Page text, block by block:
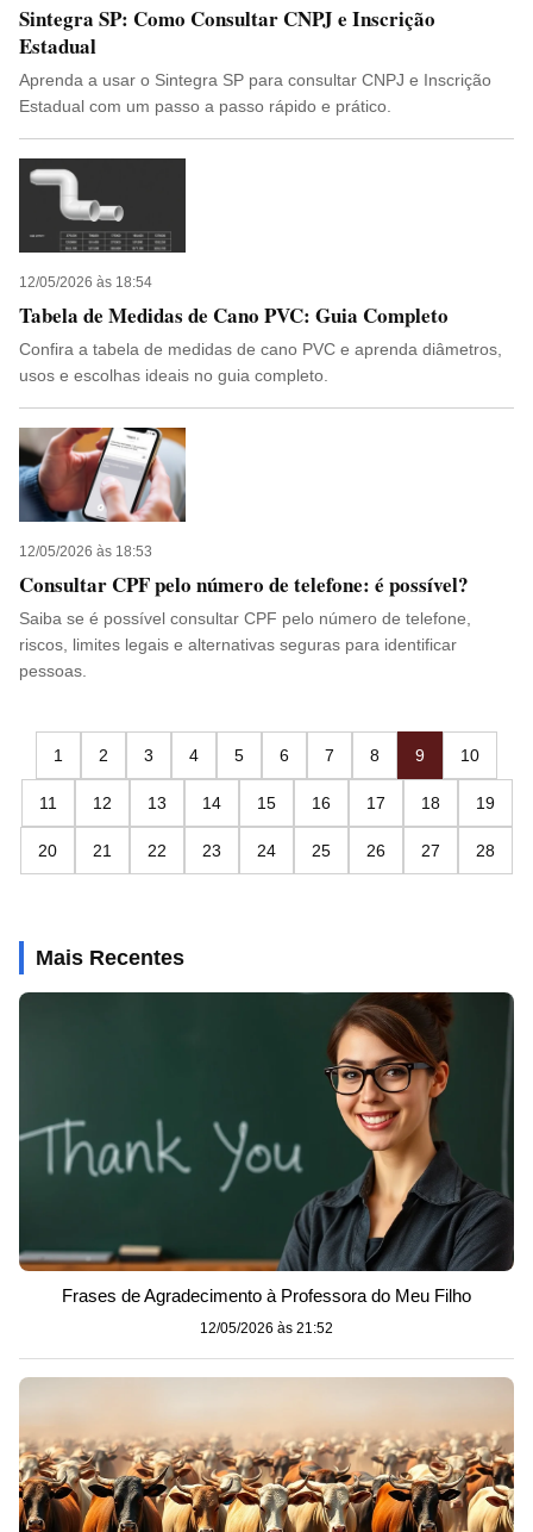
Sintegra SP: Como Consultar CNPJ e Inscrição
Estadual
Aprenda a usar o Sintegra SP para consultar CNPJ e Inscrição
Estadual com um passo a passo rápido e prático.
12/05/2026 às 18:54
Tabela de Medidas de Cano PVC: Guia Completo
Confira a tabela de medidas de cano PVC e aprenda diâmetros,
usos e escolhas ideais no guia completo.
12/05/2026 às 18:53
Consultar CPF pelo número de telefone: é possível?
Saiba se é possível consultar CPF pelo número de telefone,
riscos, limites legais e alternativas seguras para identificar
pessoas.
1 2 3 4 5 6 7 8 9 10
11 12 13 14 15 16 17 18 19
20 21 22 23 24 25 26 27 28
Mais Recentes
Frases de Agradecimento à Professora do Meu Filho
12/05/2026 às 21:52